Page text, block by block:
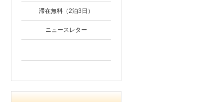
滞在無料（2泊3日）
ニュースレター